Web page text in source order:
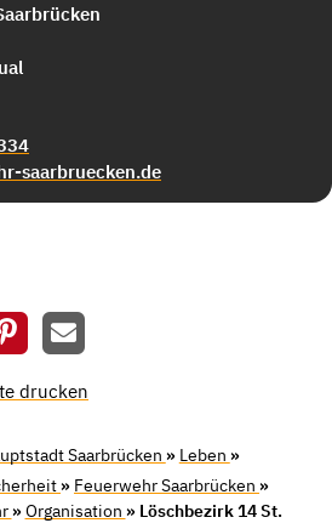
saarbruecken.de
drucken
Saarbrücken » Leben »
» Feuerwehr Saarbrücken »
»Organisation » Löschbezirk 14 St.